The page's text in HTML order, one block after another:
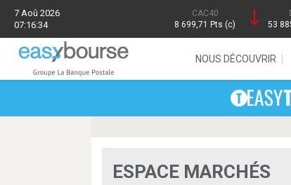
7 Aoû 2026
07:16:34
CAC40
8 699,71 Pts (c)
53
NOUS DÉCOUVRIR
ESPACE MARCHÉS